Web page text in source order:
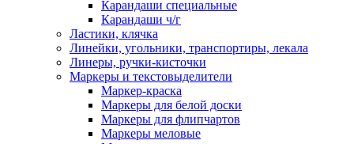
Карандаши специальные
Карандаши ч/г
Ластики, клячка
Линейки, угольники, транспортиры, лекала
Линеры, ручки-кисточки
Маркеры и текстовыделители
Маркер-краска
Маркеры для белой доски
Маркеры для флипчартов
Маркеры меловые